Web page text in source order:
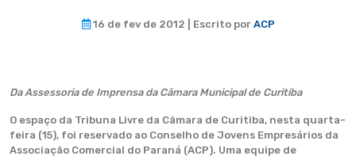
16 de fev de 2012 | Escrito por ACP
Da Assessoria de Imprensa da Câmara Municipal de Curitiba
O espaço da Tribuna Livre da Câmara de Curitiba, nesta quarta-
feira (15), foi reservado ao Conselho de Jovens Empresários da
Associação Comercial do Paraná (ACP). Uma equipe de